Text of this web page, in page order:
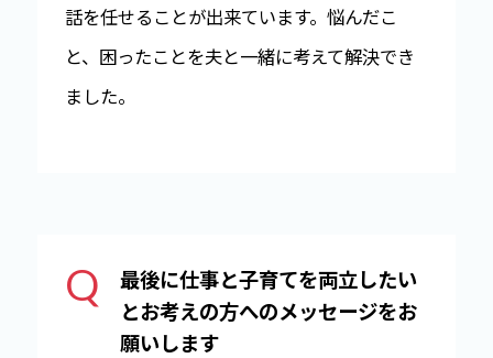
話を任せることが出来ています。悩んだこ
と、困ったことを夫と一緒に考えて解決でき
ました。
Q
最後に仕事と子育てを両立したい
とお考えの方へのメッセージをお
願いします